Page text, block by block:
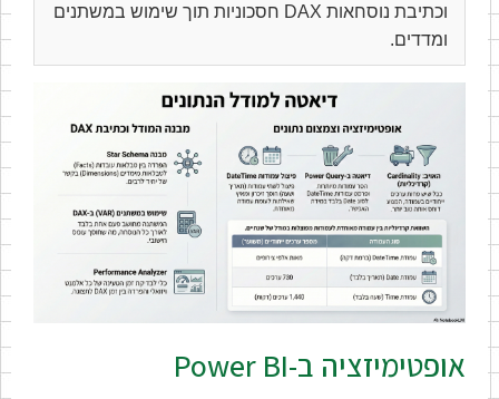
וכתיבת נוסחאות DAX חסכוניות תוך שימוש במשתנים
ומדדים.
אופטימיזציה ב-Power BI